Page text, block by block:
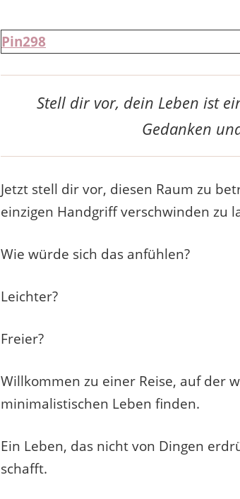
Pin298
Stell dir vor, dein Leben ist
Gedanken
Jetzt stell dir vor, diesen Raum zu
einzigen Handgriff verschwinden zu
Wie würde sich das anfühlen?
Leichter?
Freier?
Willkommen zu einer Reise, auf der
minimalistischen Leben finden.
Ein Leben, das nicht von Dingen
schafft.